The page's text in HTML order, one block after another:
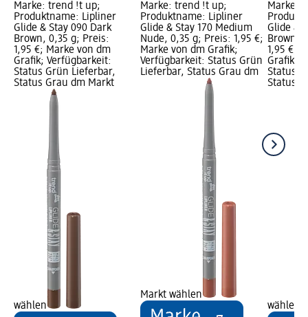
Marke: trend !t up;
Produktname: Lipliner
Glide & Stay 090 Dark
Brown, 0,35 g; Preis:
1,95 €; Marke von dm
Grafik; Verfügbarkeit:
Status Grün Lieferbar,
Status Grau dm Markt
wählen
Marke: trend !t up;
Produktname: Lipliner
Glide & Stay 170 Medium
Nude, 0,35 g; Preis: 1,95 €;
Marke von dm Grafik;
Verfügbarkeit: Status Grün
Lieferbar, Status Grau dm
Markt wählen
Marke:
Glide &
Brown,
1,95 €;
Grafik;
Status
Status
wählen